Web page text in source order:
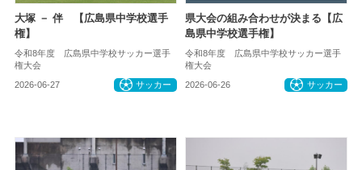
大塚 － 伴 【広島県中学校選手
権】
令和8年度 広島県中学校サッカー選手
権大会
2026-06-27 サッカー
県大会の組み合わせが決まる【広
島県中学校選手権】
令和8年度 広島県中学校サッカー選手
権大会
2026-06-26 サッカー